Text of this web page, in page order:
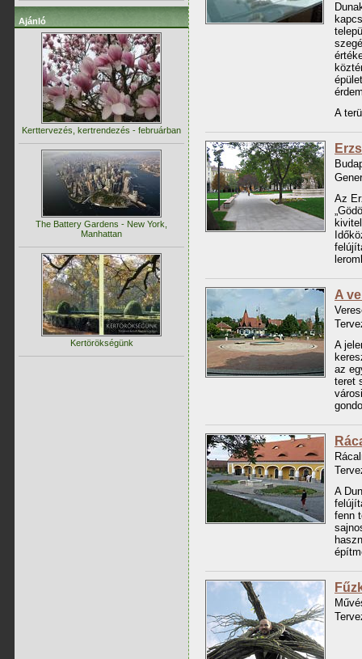
Ajánló
Kerttervezés, kertrendezés - februárban
The Battery Gardens - New York,
Manhattan
Kertörökségünk
A
Az
A
A
az
teret
A
fenn